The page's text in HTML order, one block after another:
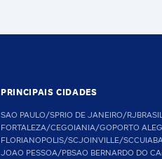
PRINCIPAIS CIDADES
SAO PAULO/SPRIO DE JANEIRO/RJ
FORTALEZA/CEGOIANIA/GOPORTO
FLORIANOPOLIS/SCJOINVILLE/SC
JOAO PESSOA/PBSAO BERNARDO DO